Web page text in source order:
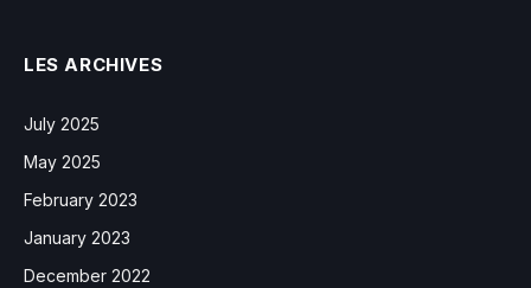
LES ARCHIVES
July 2025
May 2025
February 2023
January 2023
December 2022